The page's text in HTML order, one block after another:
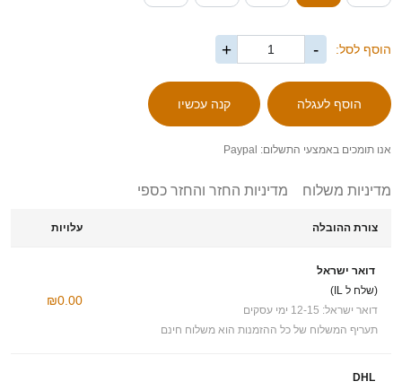
הוסף לסל: -
+
אנו תומכים באמצעי התשלום: Paypal
מדיניות משלוח מדיניות החזר והחזר כספי
צורת ההובלה עלויות
דואר ישראל
(שלח ל IL)
דואר ישראל: 12-15 ימי עסקים
תעריף המשלוח של כל ההזמנות הוא משלוח חינם
₪0.00
DHL